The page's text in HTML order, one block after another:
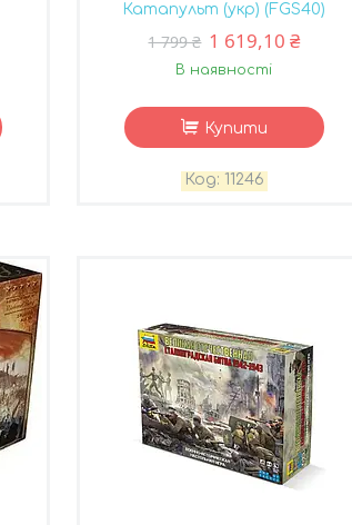
Катапульт (укр) (FGS40)
1 799 ₴ 1 619,10 ₴
В наявності
Купити
11246